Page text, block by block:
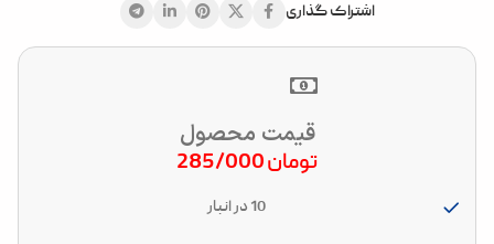
اشتراک گذاری
قیمت محصول
تومان
10 در انبار